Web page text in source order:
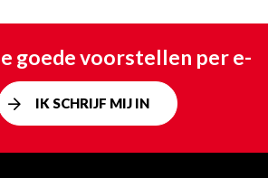
goede voorstellen per e-
IK SCHRIJF MIJ IN